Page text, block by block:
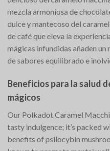
mezcla armoniosa de
dulce y mantecoso del
de café que eleva la
mágicas infundidas añaden
de sabores equilibrado e
Beneficios para la salud
mágicos
Our Polkadot Caramel
tasty indulgence; it’s packed
benefits of psilocybin